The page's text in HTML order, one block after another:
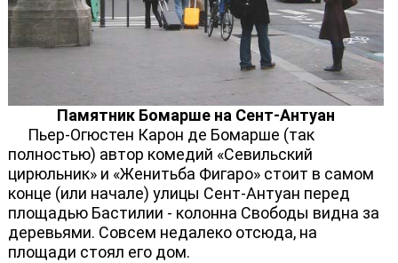
Памятник Бомарше на Сент-Антуан
Пьер-Огюстен Карон де Бомарше (так
полностью) автор комедий «Севильский
цирюльник» и «Женитьба Фигаро» стоит в самом
конце (или начале) улицы Сент-Антуан перед
площадью Бастилии - колонна Свободы видна за
деревьями. Совсем недалеко отсюда, на
площади стоял его дом.